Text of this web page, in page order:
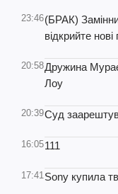
23:46(БРАК)
відкрийте нові
20:58Дружина
Лоу
20:39Суд
16:05111
17:41Sony купила